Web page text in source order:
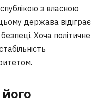
з власною
держава відіграє
Хоча політичне